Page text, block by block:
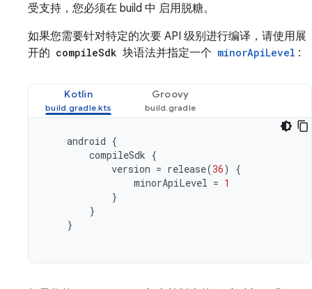
受支持，您必须在 build 中 启用脱糖。
如果您需要针对特定的次要 API 级别进行编译，请使用展
开的 compileSdk 块语法并指定一个 minorApiLevel :
Kotlin Groovy
android {
compileSdk {
version = release(36)
{
minorApiLevel = 1
}
}
}